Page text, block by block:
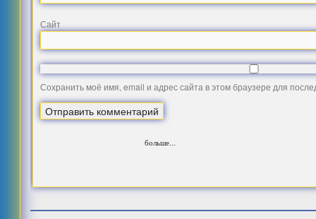
Сайт
Сохранить моё имя, email и адрес сайта в этом браузере для
больше...